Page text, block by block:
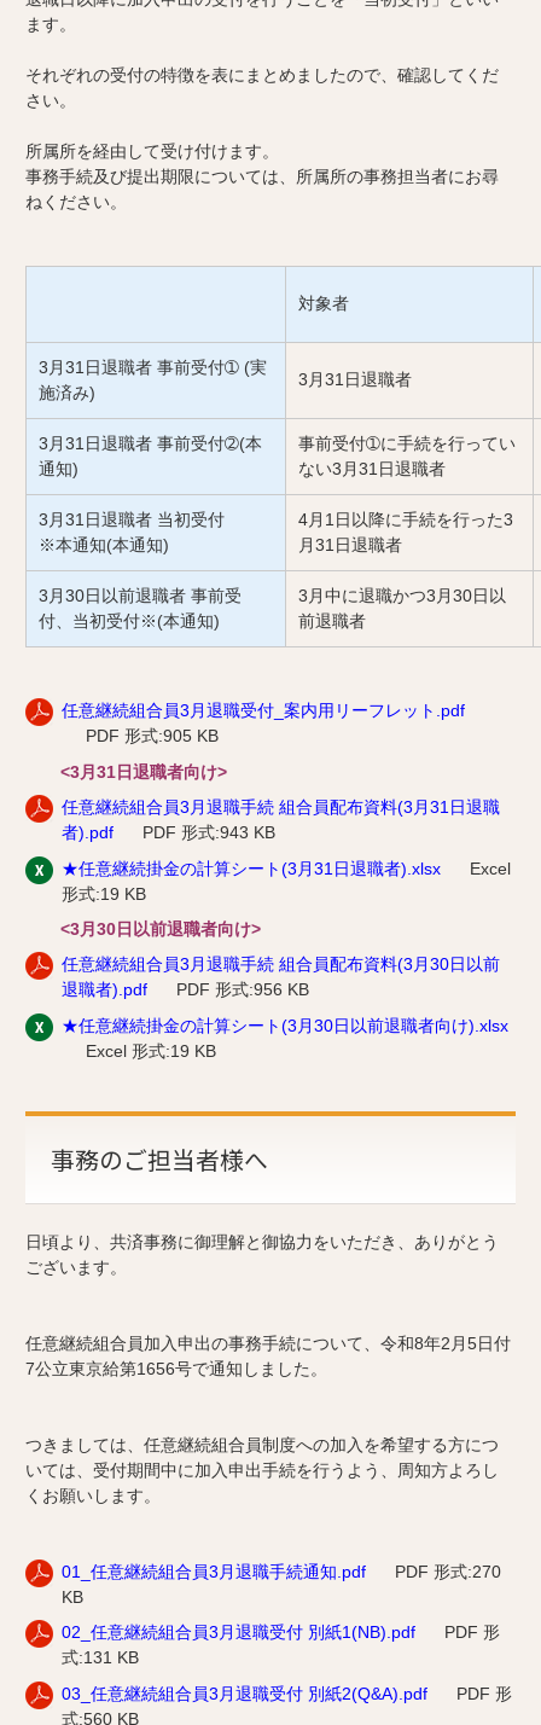
ます。
それぞれの受付の特徴を表にまとめましたので、確認してくだ
さい。
所属所を経由して受け付けます。
事務手続及び提出期限については、所属所の事務担当者にお尋
ねください。
対象者
3月31日退職者 事前受付➀ (実
施済み)
3月31日退職者
3月31日退職者 事前受付➁(本
通知)
事前受付➀に手続を行ってい
ない3月31日退職者
3月31日退職者 当初受付
※本通知(本通知)
4月1日以降に手続を行った3
月31日退職者
3月30日以前退職者 事前受
付、当初受付※(本通知)
3月中に退職かつ3月30日以
前退職者
任意継続組合員3月退職受付_案内用リーフレット.pdf
PDF 形式:905 KB
<3月31日退職者向け>
任意継続組合員3月退職手続 組合員配布資料(3月31日退職
者).pdf
PDF 形式:943 KB
★任意継続掛金の計算シート(3月31日退職者).xlsx
Excel
形式:19 KB
<3月30日以前退職者向け>
任意継続組合員3月退職手続 組合員配布資料(3月30日以前
退職者).pdf
PDF 形式:956 KB
★任意継続掛金の計算シート(3月30日以前退職者向け).xlsx
Excel 形式:19 KB
事務のご担当者様へ
日頃より、共済事務に御理解と御協力をいただき、ありがとう
ございます。
任意継続組合員加入申出の事務手続について、令和8年2月5日付
7公立東京給第1656号で通知しました。
つきましては、任意継続組合員制度への加入を希望する方につ
いては、受付期間中に加入申出手続を行うよう、周知方よろし
くお願いします。
01_任意継続組合員3月退職手続通知.pdf
PDF 形式:270
KB
02_任意継続組合員3月退職受付 別紙1(NB).pdf
PDF 形
式:131 KB
03_任意継続組合員3月退職受付 別紙2(Q&A).pdf
PDF 形
式:560 KB